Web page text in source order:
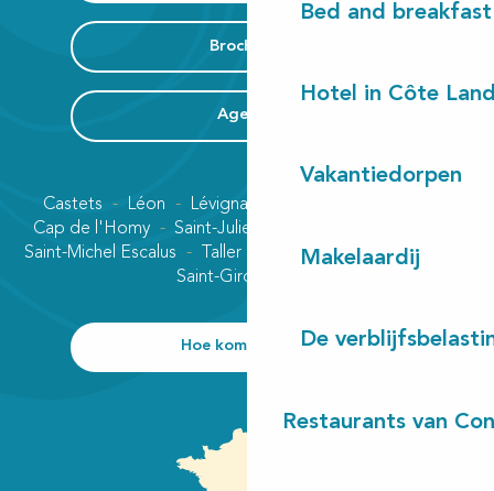
Bed and breakfast
Hotel in Côte
Vakantiedorpen
Makelaardij
De
Restaurants van
Brochures
Agenda
Castets Léon Lévignacq
Cap de l'Homy
Saint-Julien-en-Born
Saint-Michel Escalus
Taller
Vielle-Saint-Girons
Saint-Girons plage
Hoe kom ik daar?